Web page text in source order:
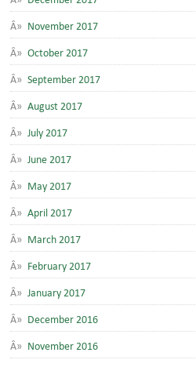
November 2017
October 2017
September 2017
August 2017
July 2017
June 2017
May 2017
April 2017
March 2017
February 2017
January 2017
December 2016
November 2016